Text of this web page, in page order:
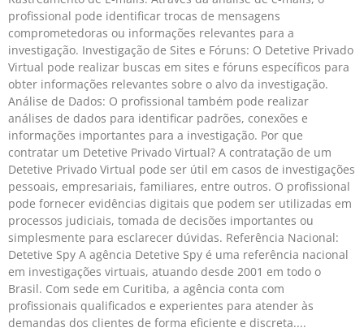
profissional pode identificar trocas de mensagens
comprometedoras ou informações relevantes para a
investigação. Investigação de Sites e Fóruns: O Detetive Privado
Virtual pode realizar buscas em sites e fóruns específicos para
obter informações relevantes sobre o alvo da investigação.
Análise de Dados: O profissional também pode realizar
análises de dados para identificar padrões, conexões e
informações importantes para a investigação. Por que
contratar um Detetive Privado Virtual? A contratação de um
Detetive Privado Virtual pode ser útil em casos de investigações
pessoais, empresariais, familiares, entre outros. O profissional
pode fornecer evidências digitais que podem ser utilizadas em
processos judiciais, tomada de decisões importantes ou
simplesmente para esclarecer dúvidas. Referência Nacional:
Detetive Spy A agência Detetive Spy é uma referência nacional
em investigações virtuais, atuando desde 2001 em todo o
Brasil. Com sede em Curitiba, a agência conta com
profissionais qualificados e experientes para atender às
demandas dos clientes de forma eficiente e discreta.